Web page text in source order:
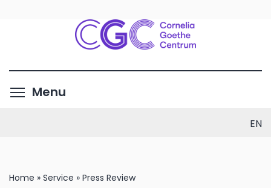
main
contentMenu
EN
Home » Service » Press Review